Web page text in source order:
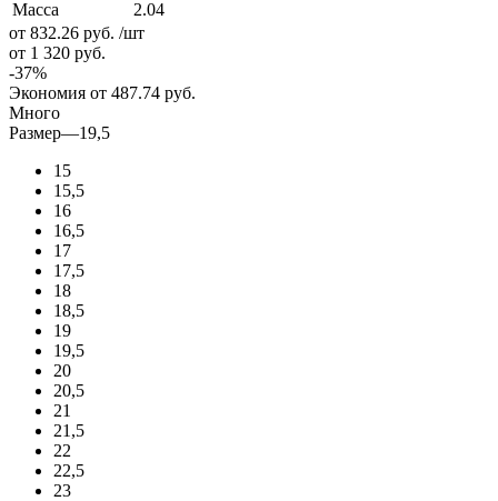
Масса
2.04
от 832.26 руб. /шт
от 1 320 руб.
-37%
Экономия от 487.74 руб.
Много
Размер—19,5
15
15,5
16
16,5
17
17,5
18
18,5
19
19,5
20
20,5
21
21,5
22
22,5
23